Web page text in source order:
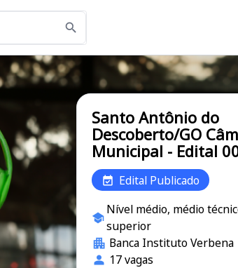
Santo Antônio do
Descoberto/GO
Municipal - Edital
Edital Publicado
Nível médio, médio
superior
Banca Instituto Verbena
17 vagas